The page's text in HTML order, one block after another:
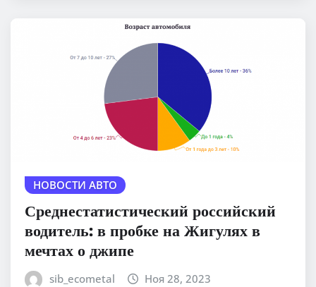
НОВОСТИ АВТО
Среднестатистический российский
водитель: в пробке на Жигулях в
мечтах о джипе
sib_ecometal Ноя 28, 2023